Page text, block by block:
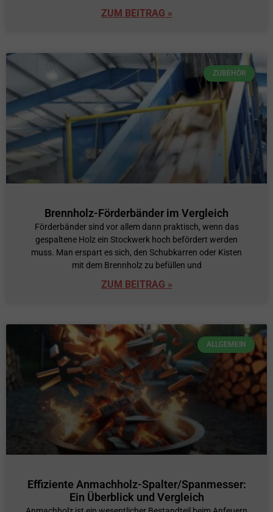
ZUM BEITRAG »
ZUBEHÖR
Brennholz-Förderbänder im Vergleich
Förderbänder sind vor allem dann praktisch, wenn das
gespaltene Holz ein Stockwerk hoch befördert werden
muss. Man erspart es sich, den Schubkarren oder Kisten
mit dem Brennholz zu befüllen und
ZUM BEITRAG »
ALLGEMEIN
Effiziente Anmachholz-Spalter/Spanmesser:
Ein Überblick und Vergleich